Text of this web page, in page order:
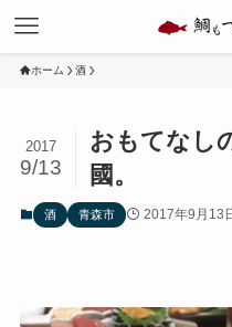
ホーム 酒
おもてなし
國。
2017
9/13
酒 青森市 2017年9月13